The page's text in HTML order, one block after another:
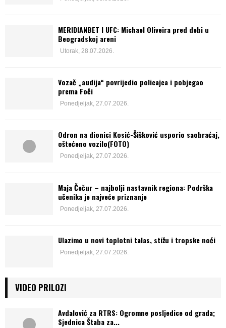
MERIDIANBET I UFC: Michael Oliveira pred debi u
Beogradskoj areni
Utorak, 28.07.2026.
Vozač „audija“ povrijedio policajca i pobjegao
prema Foči
Ponedjeljak, 27.07.2026.
Odron na dionici Kosić-Šišković usporio saobraćaj,
oštećeno vozilo(FOTO)
Ponedjeljak, 27.07.2026.
Maja Čečur – najbolji nastavnik regiona: Podrška
učenika je najveće priznanje
Ponedjeljak, 27.07.2026.
Ulazimo u novi toplotni talas, stižu i tropske noći
Ponedjeljak, 27.07.2026.
VIDEO PRILOZI
Avdalović za RTRS: Ogromne posljedice od grada;
Sjednica Štaba za...